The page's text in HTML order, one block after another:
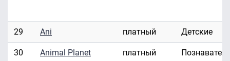
29 Ani платный Детские
30 Animal Planet платный